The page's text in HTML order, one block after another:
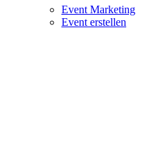
Event Marketing
Event erstellen